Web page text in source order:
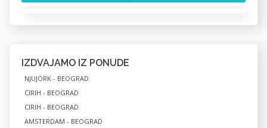
IZDVAJAMO IZ PONUDE
NJUJORK - BEOGRAD
CIRIH - BEOGRAD
CIRIH - BEOGRAD
AMSTERDAM - BEOGRAD